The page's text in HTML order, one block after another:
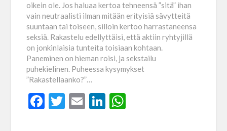
oikein ole. Jos haluaa kertoa tehneensä ”sitä” ihan
vain neutraalisti ilman mitään erityisiä sävytteitä
suuntaan tai toiseen, silloin kertoo harrastaneensa
seksiä. Rakastelu edellyttäisi, että aktiin ryhtyjillä
on jonkinlaisia tunteita toisiaan kohtaan.
Paneminen on hieman roisi, ja sekstailu
puhekielinen. Puheessa kysymykset
”Rakastellaanko?”…
Facebook
Twitter
EmailLinkedIn